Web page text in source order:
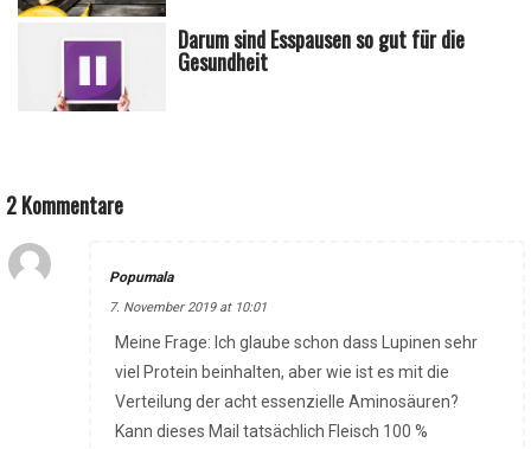
Darum sind Esspausen so gut für die
Gesundheit
2 Kommentare
Popumala
7. November 2019 at 10:01
Meine Frage: Ich glaube schon dass Lupinen sehr
viel Protein beinhalten, aber wie ist es mit die
Verteilung der acht essenzielle Aminosäuren?
Kann dieses Mail tatsächlich Fleisch 100 %